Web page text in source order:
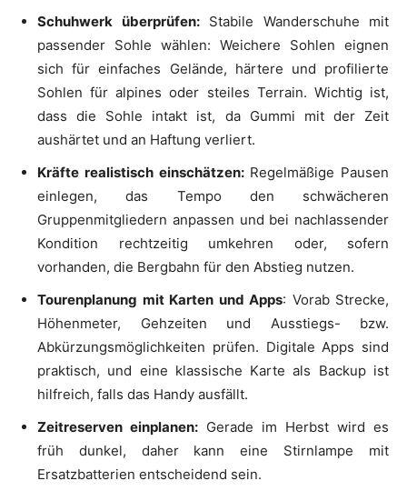
Schuhwerk überprüfen:Stabile Wanderschuhe mit
passender Sohle wählen: Weichere Sohlen eignen
sich für einfaches Gelände, härtere und profilierte
Sohlen für alpines oder steiles Terrain. Wichtig ist,
dass die Sohle intakt ist, da Gummi mit der Zeit
aushärtet und an Haftung verliert.
Kräfte realistisch einschätzen:Regelmäßige Pausen
einlegen, das Tempo den schwächeren
Gruppenmitgliedern anpassen und bei nachlassender
Kondition rechtzeitig umkehren oder, sofern
vorhanden, die Bergbahn für den Abstieg nutzen.
Tourenplanung mit Karten und Apps: Vorab Strecke,
Höhenmeter, Gehzeiten und Ausstiegs- bzw.
Abkürzungsmöglichkeiten prüfen. Digitale Apps sind
praktisch, und eine klassische Karte als Backup ist
hilfreich, falls das Handy ausfällt.
Zeitreserven einplanen: Gerade im Herbst wird es
früh dunkel, daher kann eine Stirnlampe mit
Ersatzbatterien entscheidend sein.